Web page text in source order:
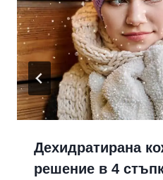
Дехидратирана
решение в 4